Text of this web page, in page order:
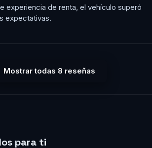
experiencia de renta, el vehículo superó
expectativas.
Mostrar todas 8 reseñas
para ti